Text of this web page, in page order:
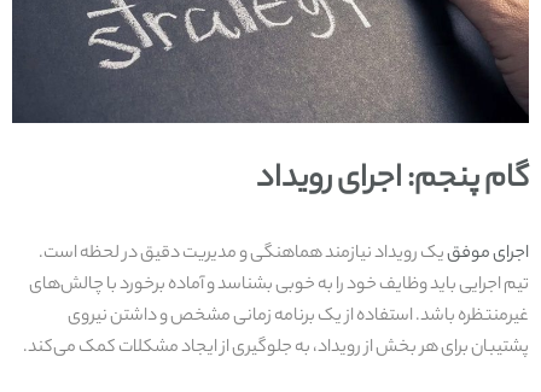
گام پنجم: اجرای رویداد
اجرای موفقیک رویداد نیازمند هماهنگی و مدیریت دقیق در لحظه است.
تیم اجرایی باید وظایف خود را به خوبی بشناسد و آماده برخورد با چالش‌های
غیرمنتظره باشد. استفاده از یک برنامه زمانی مشخص و داشتن نیروی
پشتیبان برای هر بخش از رویداد، به جلوگیری از ایجاد مشکلات کمک می‌کند.